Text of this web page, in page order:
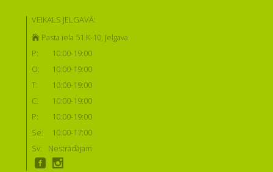
VEIKALS JELGAVĀ:
Pasta iela 51 K-10, Jelgava
P:
10:00-19:00
O:
10:00-19:00
T:
10:00-19:00
C:
10:00-19:00
P:
10:00-19:00
Se:
10:00-17:00
Sv:
Nestrādājam